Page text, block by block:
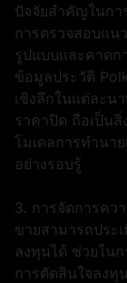
ปัจจัยสำคัญในกา
การตรวจสอบแน
รูปแบบและคาด
ข้อมูลประวัติ
เชิงลึกในแต่ละน
ราคาปิด ถือเป็น
โมเดลการทำนา
อย่างรอบรู้
3. การจัดการคว
ขายสามารถประ
ลงทุนได้ ช่วยใน
การตัดสินใจลง